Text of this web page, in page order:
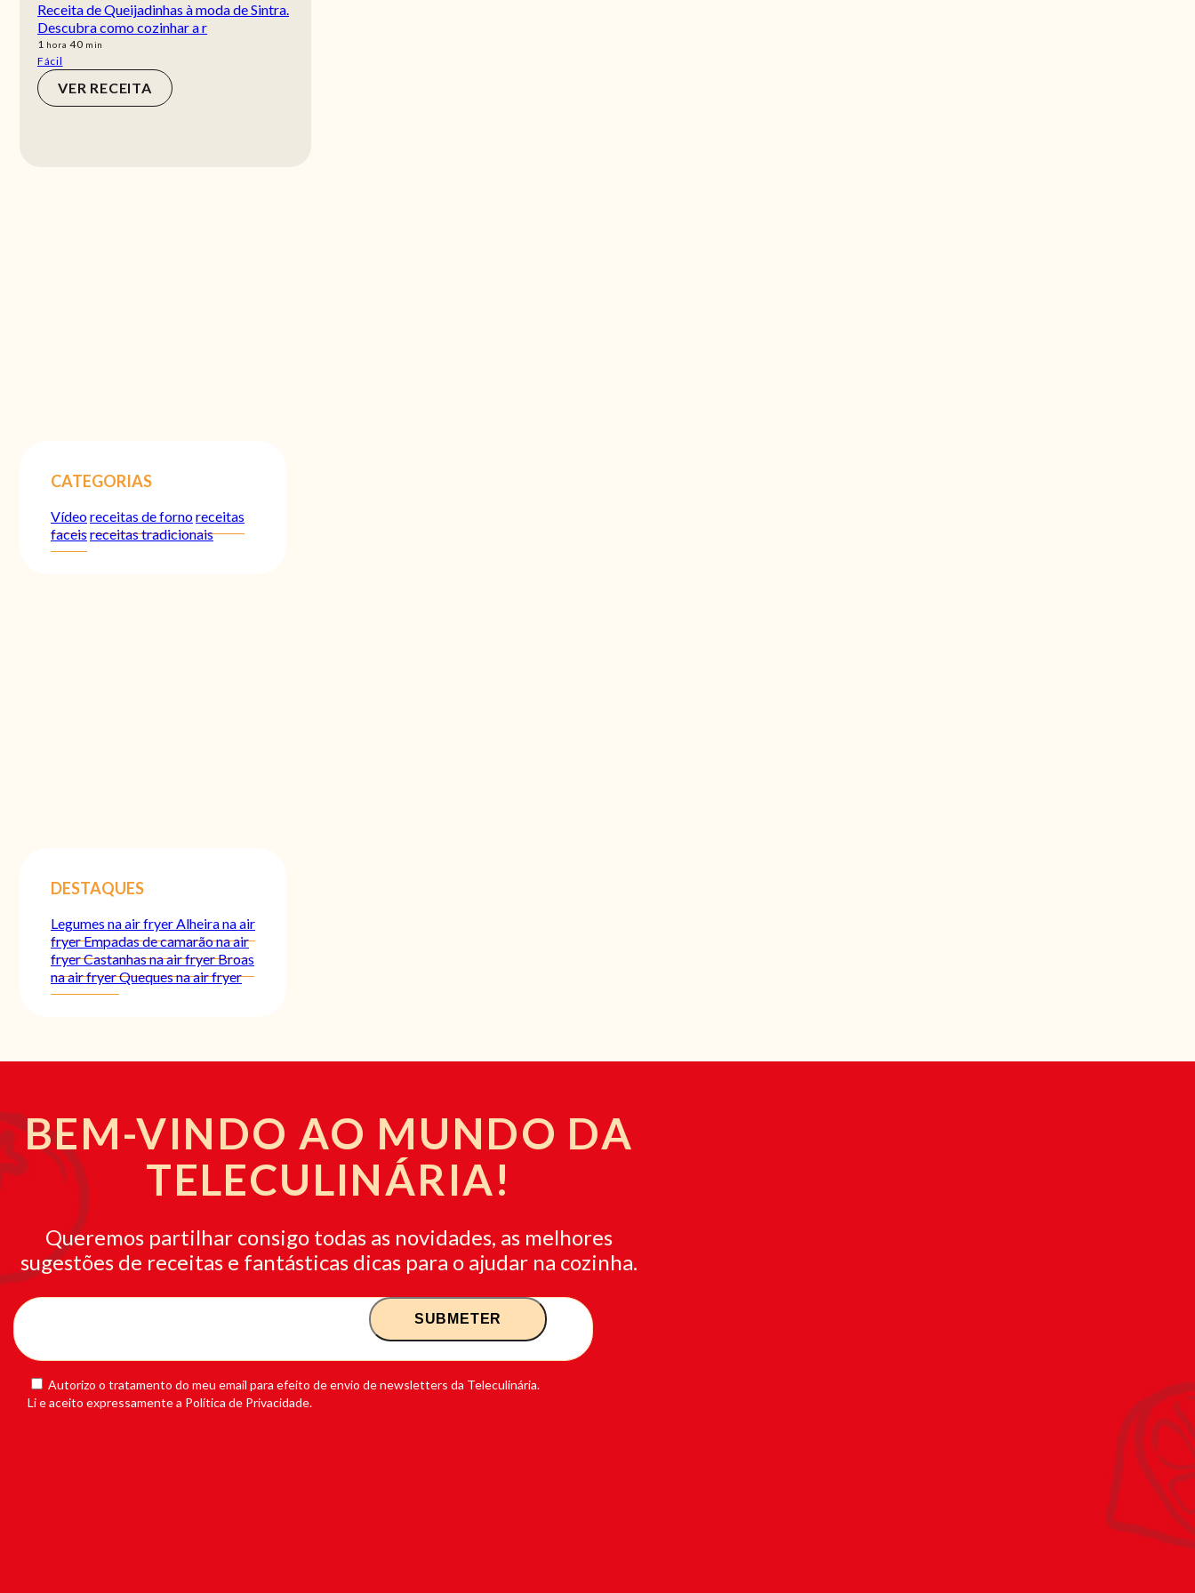
Receita de Queijadinhas à moda de Sintra.
Descubra como cozinhar a r
1 hora
hora 40min
min
Fácil
VER RECEITA
CATEGORIAS
Vídeoreceitas de fornoreceitas
faceisreceitas tradicionais
DESTAQUES
Legumes na air fryerAlheira na air
fryerEmpadas de camarão na air
fryerCastanhas na air fryerBroas
na air fryerQueques na air fryer
BEM-VINDO AO MUNDO DA
TELECULINÁRIA!
Queremos partilhar consigo todas as novidades, as melhores
sugestões de receitas e fantásticas dicas para o ajudar na cozinha.
Autorizo o tratamento do meu email para efeito de envio de newsletters da Teleculinária.
Li e aceito expressamente a Política de Privacidade.